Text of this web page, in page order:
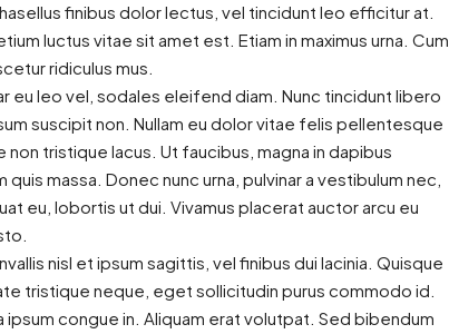
finibus dolor lectus, vel tincidunt leo efficitur at.
luctus vitae sit amet est. Etiam in maximus urna. Cum
ridiculus mus.
eu leo vel, sodales eleifend diam. Nunc tincidunt libero
suscipit non. Nullam eu dolor vitae felis pellentesque
tristique lacus. Ut faucibus, magna in dapibus
massa. Donec nunc urna, pulvinar a vestibulum nec,
eu, lobortis ut dui. Vivamus placerat auctor arcu eu
nisl et ipsum sagittis, vel finibus dui lacinia. Quisque
tristique neque, eget sollicitudin purus commodo id.
congue in. Aliquam erat volutpat. Sed bibendum